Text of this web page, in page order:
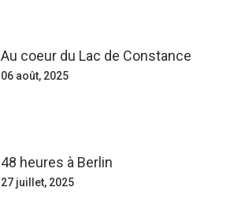
Au coeur du Lac de Constance
06 août, 2025
48 heures à Berlin
27 juillet, 2025